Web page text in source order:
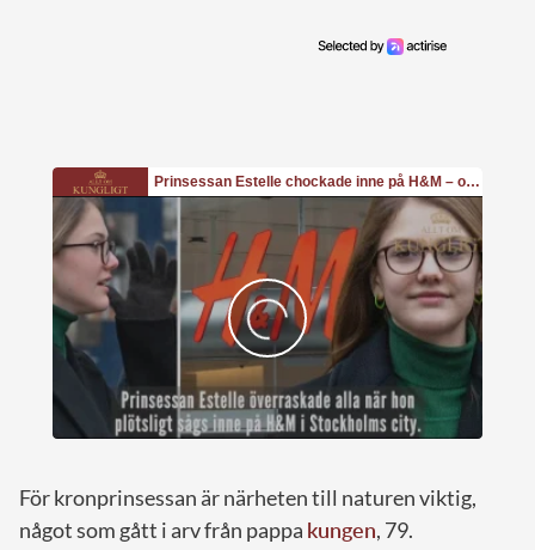
För kronprinsessan är närheten till naturen viktig,
något som gått i arv från pappa kungen, 79.